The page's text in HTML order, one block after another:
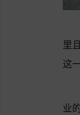
里
这
业